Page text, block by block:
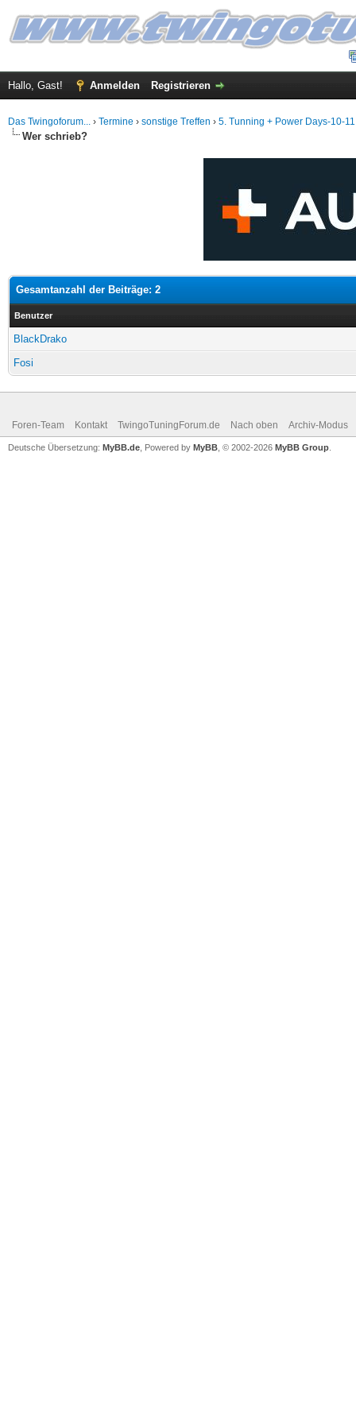
Hallo, Gast! Anmelden Registrieren
Das Twingoforum... › Termine › sonstige Treffen › 5. Tunning + Power Days-10-
Wer schrieb?
Gesamtanzahl der Beiträge: 2
Benutzer
BlackDrako
Fosi
Foren-Team Kontakt TwingoTuningForum.de Nach oben Archiv-Modus
Deutsche Übersetzung: MyBB.de , Powered by MyBB , © 2002-2026 MyBB Group